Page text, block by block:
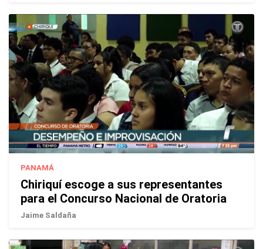
PANAMÁ
Chiriquí escoge a sus representantes
para el Concurso Nacional de Oratoria
Jaime Saldaña